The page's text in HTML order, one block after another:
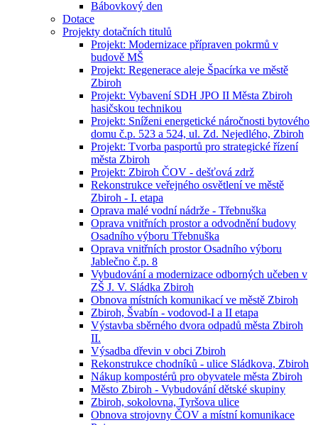
Bábovkový den
Dotace
Projekty dotačních titulů
Projekt: Modernizace přípraven pokrmů v
budově MŠ
Projekt: Regenerace aleje Špacírka ve městě
Zbiroh
Projekt: Vybavení SDH JPO II Města Zbiroh
hasičskou technikou
Projekt: Sníženi energetické náročnosti bytového
domu č.p. 523 a 524, ul. Zd. Nejedlého, Zbiroh
Projekt: Tvorba pasportů pro strategické řízení
města Zbiroh
Projekt: Zbiroh ČOV - dešťová zdrž
Rekonstrukce veřejného osvětlení ve městě
Zbiroh - I. etapa
Oprava malé vodní nádrže - Třebnuška
Oprava vnitřních prostor a odvodnění budovy
Osadního výboru Třebnuška
Oprava vnitřních prostor Osadního výboru
Jablečno č.p. 8
Vybudování a modernizace odborných učeben v
ZŠ J. V. Sládka Zbiroh
Obnova místních komunikací ve městě Zbiroh
Zbiroh, Švabín - vodovod-I a II etapa
Výstavba sběrného dvora odpadů města Zbiroh
II.
Výsadba dřevin v obci Zbiroh
Rekonstrukce chodníků - ulice Sládkova, Zbiroh
Nákup kompostérů pro obyvatele města Zbiroh
Město Zbiroh - Vybudování dětské skupiny
Zbiroh, sokolovna, Tyršova ulice
Obnova strojovny ČOV a místní komunikace